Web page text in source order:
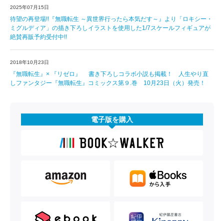
2025年07月15日
待望の再登場!!『無職転生 ～異世界行ったら本気だす～』より「ロキシー・
ミグルディア」の描き下ろしイラストを使用した1/7スケールフィギュアが
絶賛再販予約受付中!!
2018年10月23日
『無職転生』× 『リゼロ』 書き下ろしコラボ小説も掲載！ 人生やり直
しファンタジー『無職転生』コミックス第９.巻 10月23日（火）発売！
電子版を購入